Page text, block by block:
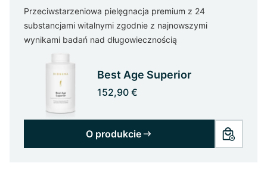
Przeciwstarzeniowa pielęgnacja premium z 24
substancjami witalnymi zgodnie z najnowszymi
wynikami badań nad długowiecznością
Best Age Superior
152,90 €
O produkcie